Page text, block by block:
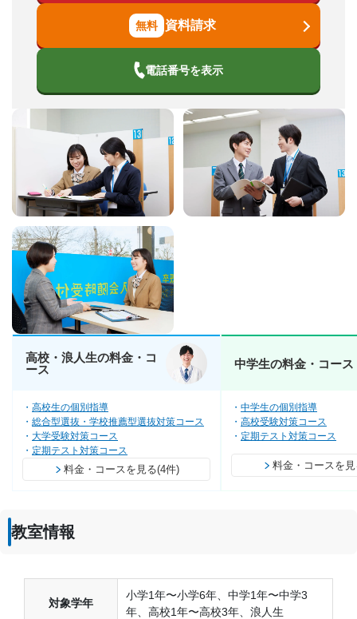
資料請求
電話番号を表示
高校・浪人生の料金・コ
ース
高校生の個別指導
総合型選抜・学校推薦型選抜対策コース
大学受験対策コース
定期テスト対策コース
料金・コースを見る(4件)
中学生の料金・コース
中学生の個別指導
高校受験対策コース
定期テスト対策コース
料金・コースを
教室情報
対象学年
小学1年〜小学6年、中学1年〜中学3
年、高校1年〜高校3年、浪人生